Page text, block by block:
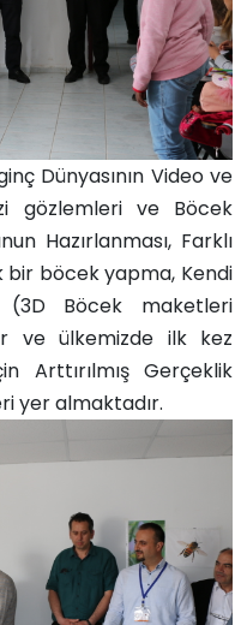
Dünyasının Video ve
gözlemleri ve Böcek
Hazırlanması, Farklı
böcek yapma, Kendi
Böcek maketleri
ve ülkemizde ilk kez
Arttırılmış Gerçeklik
yer almaktadır.